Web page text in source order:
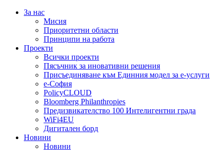
За нас
Мисия
Приоритетни области
Принципи на работа
Проекти
Всички проекти
Пясъчник за иновативни решения
Присъединяване към Единния модел за е-услуги
е-София
PolicyCLOUD
Bloomberg Philanthropies
Предизвикателство 100 Интелигентни града
WiFi4EU
Дигитален борд
Новини
Новини